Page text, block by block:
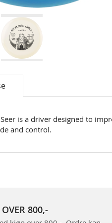
Seer is a driver designed to
and control.
800,-